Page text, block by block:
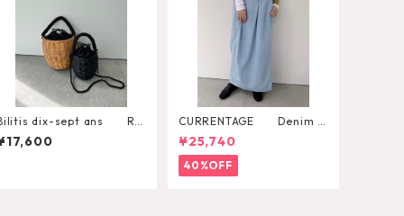
dix-sept ans Ra
Shoulder Bascket
CURRENTAGE Denim S
kirt
¥25,740
40%OFF